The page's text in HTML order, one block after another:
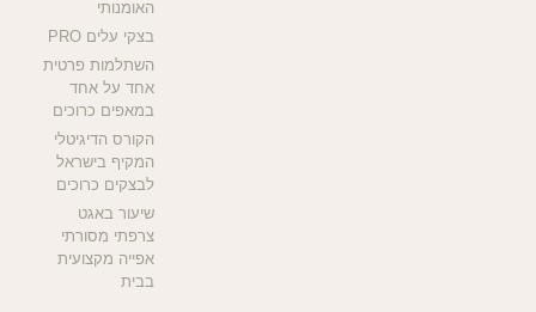
האומנותי
בצקי עלים PRO
השתלמות פרטית
אחד על אחד
במאפים כרוכים
הקורס הדיגיטלי
המקיף בישראל
לבצקים כרוכים
שיעור באגט
צרפתי מסורתי
אפייה מקצועית
בבית